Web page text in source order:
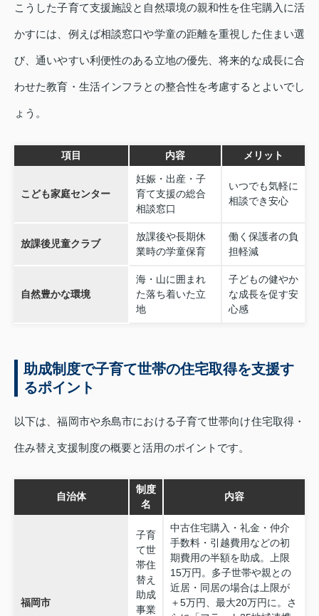
こうした子育て支援施設と自然環境の親和性を住宅購入に活
かすには、例えば相談窓口や学童の距離を重視した住まい選
び、通いやすい利便性のある立地の優先、将来的な成長に合
わせた教育・生活インフラとの整合性を考慮するとよいでし
ょう。
項目 内容 メリット
こども家庭センター
妊娠・出産・子
育て支援の総合
相談窓口
いつでも気軽に
相談でき安心
放課後児童クラブ
放課後や長期休
業時の学童保育
働く保護者の負
担軽減
自然豊かな環境
海・山に囲まれ
た落ち着いた立
地
子どもの健やか
な成長を促す安
心感
助成制度で子育て世帯の住宅取得を支援す
るポイント
以下は、福岡市や糸島市における子育て世帯向け住宅取得・
住み替え支援制度の概要と活用のポイントです。
自治体
制度
名
内容
福岡市
子育
て世
帯住
替え
助成
事業
中古住宅購入・礼金・仲介
手数料・引越費用などの初
期費用の半額を助成。上限
15万円。多子世帯や親との
近居・同居の場合は上限が
＋5万円、最大20万円に。さ